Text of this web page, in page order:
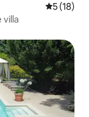
5 (18)
villa